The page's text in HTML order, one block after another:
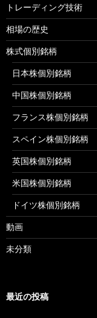
トレーディング技術
相場の歴史
株式個別銘柄
日本株個別銘柄
中国株個別銘柄
フランス株個別銘柄
スペイン株個別銘柄
英国株個別銘柄
米国株個別銘柄
ドイツ株個別銘柄
動画
未分類
最近の投稿